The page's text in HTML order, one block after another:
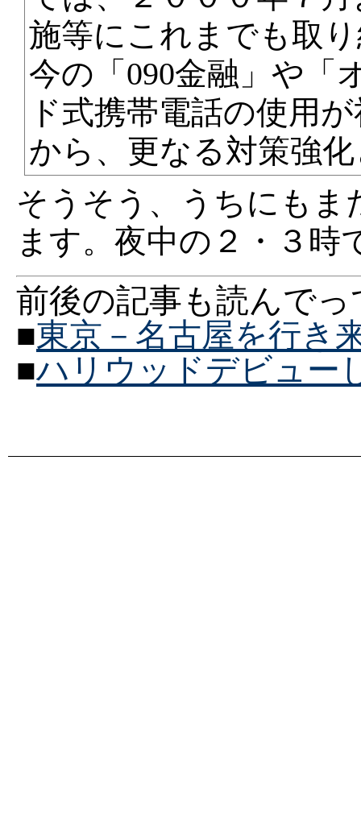
施等にこれまでも取
今の「090金融」や「
ド式携帯電話の使用
から、更なる対策強
そうそう、うちにもま
ます。夜中の２・３時
前後の記事も読んで
■東京－名古屋を行き
■ハリウッドデビュー